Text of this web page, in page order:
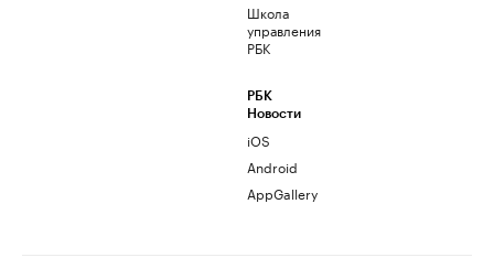
Школа
управления
РБК
РБК
Новости
iOS
Android
AppGallery